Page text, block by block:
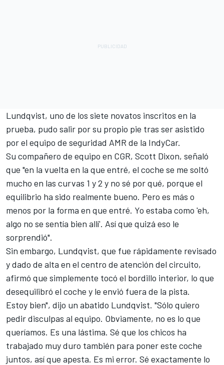
Lundqvist, uno de los siete novatos inscritos en la
prueba, pudo salir por su propio pie tras ser asistido
por el equipo de seguridad AMR de la IndyCar.
Su compañero de equipo en CGR, Scott Dixon, señaló
que "en la vuelta en la que entré, el coche se me soltó
mucho en las curvas 1 y 2 y no sé por qué, porque el
equilibrio ha sido realmente bueno. Pero es más o
menos por la forma en que entré. Yo estaba como 'eh,
algo no se sentía bien allí'. Así que quizá eso le
sorprendió".
Sin embargo, Lundqvist, que fue rápidamente revisado
y dado de alta en el centro de atención del circuito,
afirmó que simplemente tocó el bordillo interior, lo que
desequilibró el coche y le envió fuera de la pista.
Estoy bien", dijo un abatido Lundqvist. "Sólo quiero
pedir disculpas al equipo. Obviamente, no es lo que
queríamos. Es una lástima. Sé que los chicos ha
trabajado muy duro también para poner este coche
juntos, así que apesta. Es mi error. Sé exactamente lo